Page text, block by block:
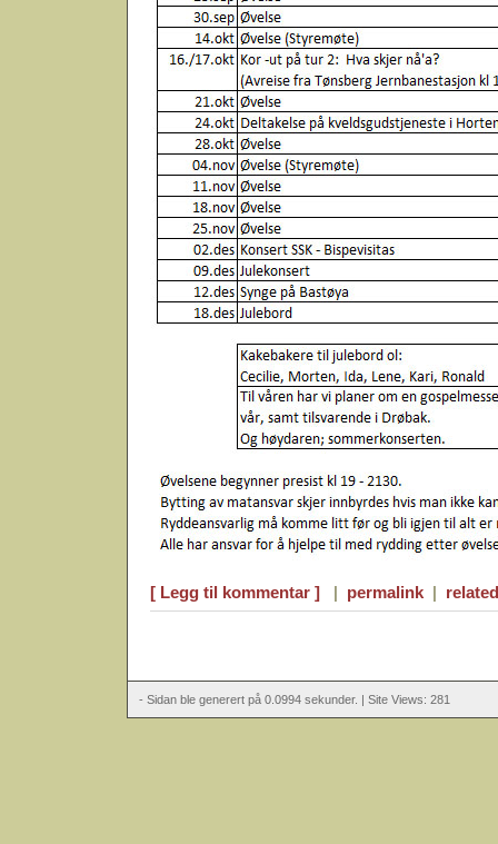
[ Legg til kommentar ] | permalink |
- Sidan ble generert på 0.0994 sekunder. | Site Views: 281